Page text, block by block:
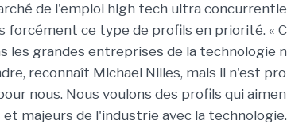
de l'emploi high tech ultra
forcément ce type de profils en priorité. «
les grandes entreprises de la technologie
reconnaît Michael Nilles, mais il n'est
nous. Nous voulons des profils qui
majeurs de l'industrie avec la technologie.